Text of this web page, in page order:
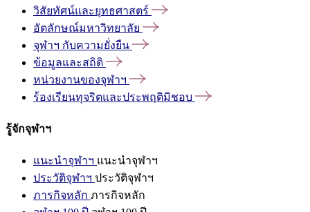
วิสัยทัศน์และยุทธศาสตร์
อัตลักษณ์มหาวิทยาลัย
จุฬาฯ กับความยั่งยืน
ข้อมูลและสถิติ
หน่วยงานของจุฬาฯ
ร้องเรียนทุจริตและประพฤติมิชอบ
รู้จักจุฬาฯ
แนะนำจุฬาฯ แนะนำจุฬาฯ
ประวัติจุฬาฯ ประวัติจุฬาฯ
ภารกิจหลัก ภารกิจหลัก